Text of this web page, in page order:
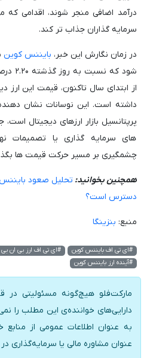
درآمد اضافی منجر شوند، اقدامی که
سرمایه گذاران جذاب تر کند.
در زمان نگارش این خبر، بایننس کوین
شود
داشته است. این نوسانات نشان
پرپتانسیل بازار ارزهای دیجیتال
های سرمایه گذاری یا تصمیمات
چشمگیری بر مسیر حرکت قیمت ها
همچنین بخوانید:
دسترس است؟
منبع: بنزینگا
#ای تی اف بایننس کوین #ای تی اف ارز بی ان بی
#آینده ارز بایننس کوین
مارکت‌فلو هیچ‌گونه مسئولیتی در
دارایی‌های خواننده‌ی این مطلب را
به عنوان اطلاعات عمومی از منابع
عنوان مشاوره مالی یا سرمایه‌گذاری